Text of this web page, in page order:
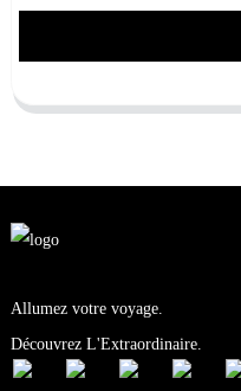
Allumez votre voyage.
Découvrez L'Extraordinaire.